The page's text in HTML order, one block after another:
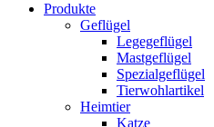
Produkte
Geflügel
Legegeflügel
Mastgeflügel
Spezialgeflügel
Tierwohlartikel
Heimtier
Katze